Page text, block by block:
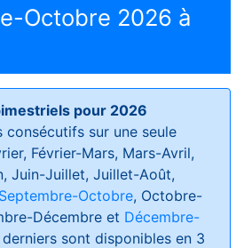
Octobre 2026 à
pour 2026
sur une seule
Février-Mars, Mars-Avril,
Juin-Juillet, Juillet-Août,
Septembre-Octobre, Octobre-
Décembre et Décembre-
derniers sont disponibles en 3